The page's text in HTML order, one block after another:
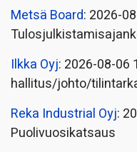
Metsä Board: 2026-
Ilkka Oyj: 2026-08-06
hallitus/johto/
Reka Industrial Oyj:
Puolivuosikatsaus